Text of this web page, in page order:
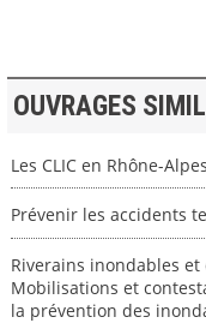
OUVRAGES
Les CLIC en Rhône-
Prévenir les accidents
Riverains inondables
Mobilisations et
la prévention des